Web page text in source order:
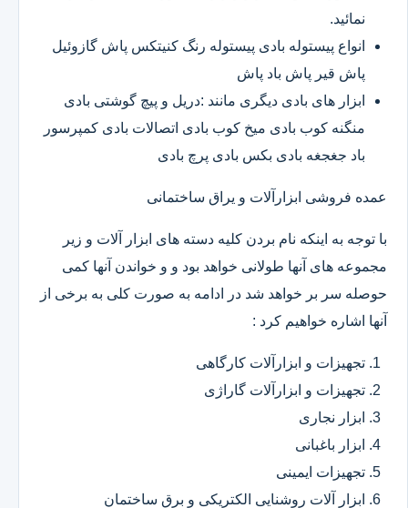
نمائید.
انواع پیستوله بادی پیستوله رنگ کنیتکس پاش گازوئیل
پاش قیر پاش باد پاش
ابزار های بادی دیگری مانند :دریل و پیچ گوشتی بادی
منگنه کوب بادی میخ کوب بادی اتصالات بادی کمپرسور
باد جغجغه بادی بکس بادی پرچ بادی
عمده فروشی ابزارآلات و یراق ساختمانی
با توجه به اینکه نام بردن کلیه دسته های ابزار آلات و زیر
مجموعه های آنها طولانی خواهد بود و و خواندن آنها کمی
حوصله سر بر خواهد شد در ادامه به صورت کلی به برخی از
آنها اشاره خواهیم کرد :
تجهیزات و ابزارآلات کارگاهی
تجهیزات و ابزارآلات گاراژی
ابزار نجاری
ابزار باغبانی
تجهیزات ایمینی
ابزار آلات روشنایی الکتریکی و برق ساختمان